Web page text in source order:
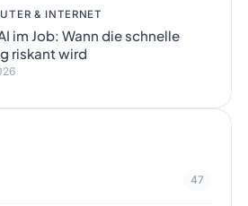
& INTERNET
im Job: Wann die schnelle
riskant wird
47